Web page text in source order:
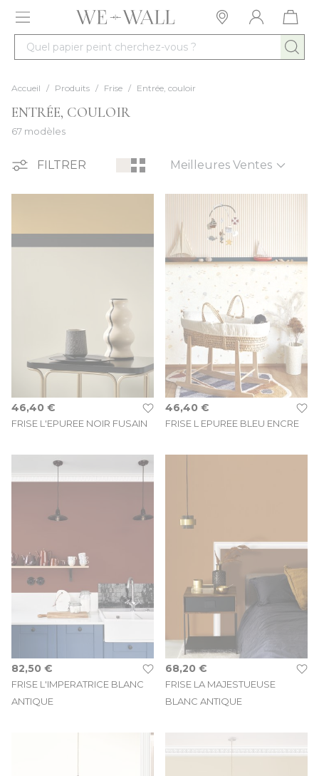
Allez au contenu
Quel papier peint cherchez-vous ?
Accueil / Produits / Frise / Entrée, couloir
ENTRÉE, COULOIR
67 modèles
FILTRER Trier par
FRISE L'EPUREE NOIR FUSAIN
46,40 €
FRISE L EPUREE BLEU ENCRE
46,40 €
FRISE L'IMPERATRICE BLANC
ANTIQUE
82,50 €
FRISE LA MAJESTUEUSE
BLANC ANTIQUE
68,20 €